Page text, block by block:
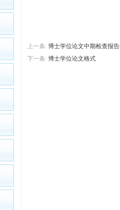
上一条: 博士学位论文中期检查报
下一条: 博士学位论文格式